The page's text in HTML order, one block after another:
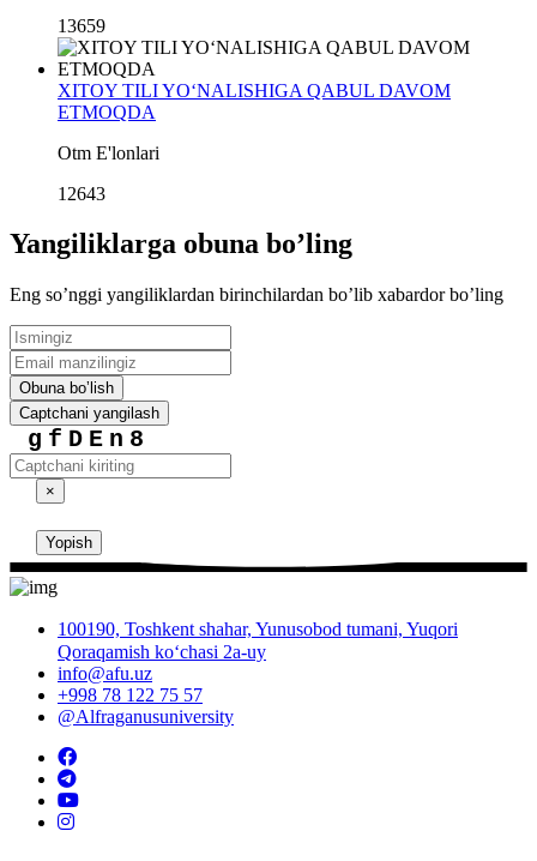
13659
XITOY TILI YO‘NALISHIGA QABUL DAVOM
ETMOQDA
Otm E'lonlari
12643
Yangiliklarga obuna boʼling
Eng soʼnggi yangiliklardan birinchilardan boʼlib xabardor boʼling
Obuna boʼlish
Captchani yangilash
gfDEn8
×
Yopish
100190, Toshkent shahar, Yunusobod tumani, Yuqori
Qoraqamish ko‘chasi 2a-uy
info@afu.uz
+998 78 122 75 57
@Alfraganusuniversity